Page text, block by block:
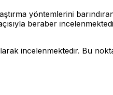
yöntemlerini
beraber
incelenmektedir. Bu